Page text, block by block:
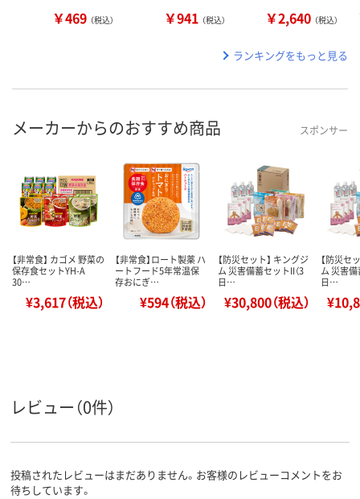
￥469 （税込） ￥941 （税込） ￥2,640 （税込）
ランキングをもっと見る
メーカーからのおすすめ商品 スポンサー
【非常食】 カゴメ 野菜の
保存食セットYH-A
30…
¥3,617（税込）
【非常食】ロート製薬 ハ
ートフード5年常温保
存おにぎ…
¥594（税込）
【防災セット】 キングジ
ム 災害備蓄セットII（3
日…
¥30,800（税込）
【防災セ
ム 災害備
日…
レビュー（0件）
投稿されたレビューはまだありません。お客様のレビューコメントをお
待ちしています。